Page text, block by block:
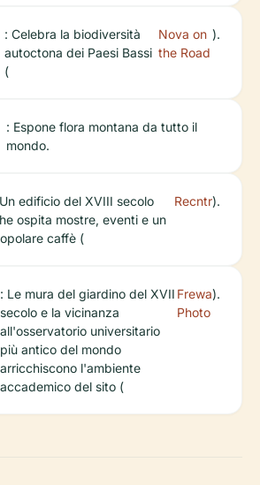
: Celebra la biodiversità
autoctona dei Paesi Bassi
(
Nova on
the Road
).
: Espone flora montana da tutto il
mondo.
edificio del XVIII secolo
ospita mostre, eventi e un
caffè (
Recntr).
: Le mura del giardino del XVII
secolo e la vicinanza
all'osservatorio universitario
più antico del mondo
arricchiscono l'ambiente
accademico del sito (
Frewa
Photo
).